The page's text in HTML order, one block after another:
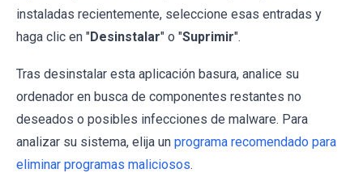
instaladas recientemente, seleccione esas entradas y
haga clic en "Desinstalar" o "Suprimir".
Tras desinstalar esta aplicación basura, analice su
ordenador en busca de componentes restantes no
deseados o posibles infecciones de malware. Para
analizar su sistema, elija un programa recomendado para
eliminar programas maliciosos.